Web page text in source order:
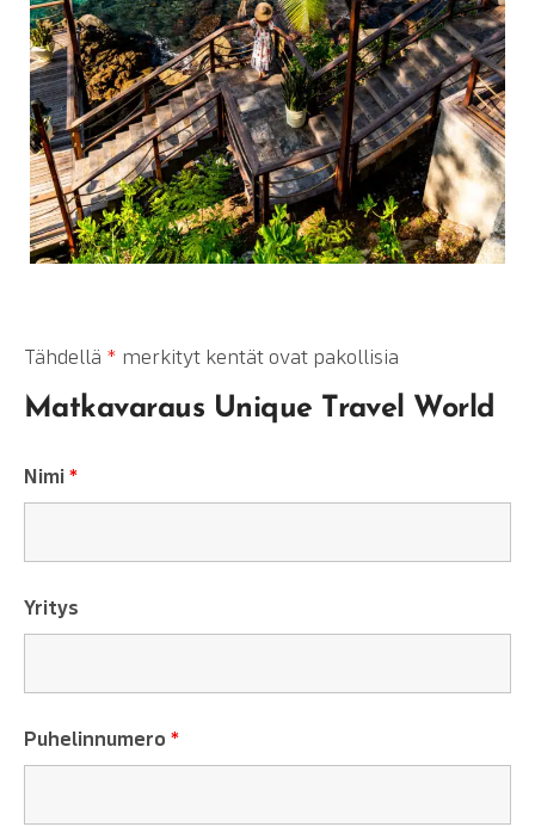
Tähdellä * merkityt kentät ovat pakollisia
Matkavaraus Unique Travel World
Nimi*
Yritys
Puhelinnumero *